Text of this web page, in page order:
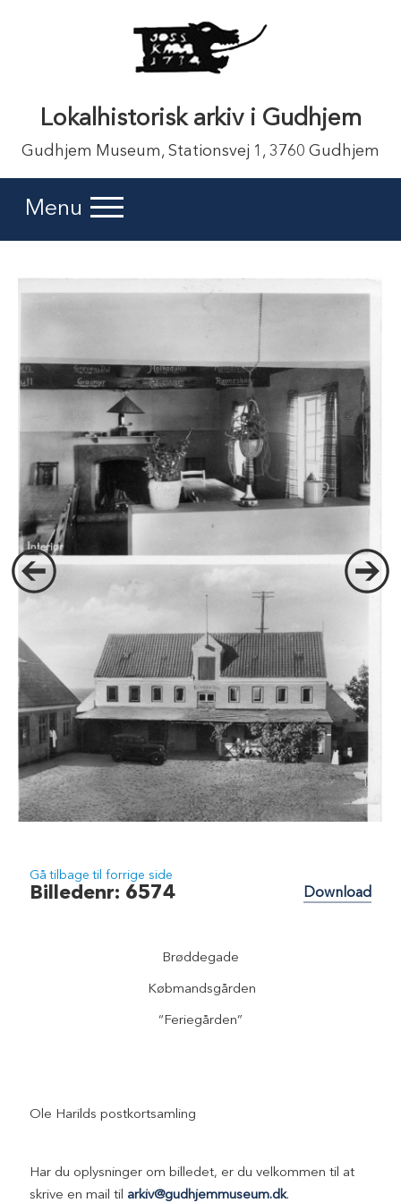
Lokalhistorisk arkiv i Gudhjem
Gudhjem Museum, Stationsvej 1, 3760 Gudhjem
Menu
Gå tilbage til forrige side
Billedenr: 6574 Download
Brøddegade
Købmandsgården
“Feriegården”
Ole Harilds postkortsamling
Har du oplysninger om billedet, er du velkommen til at
skrive en mail til arkiv@gudhjemmuseum.dk.